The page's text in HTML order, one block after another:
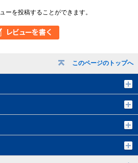
このページのトップへ
ーを投稿することができます。